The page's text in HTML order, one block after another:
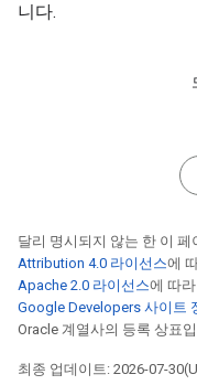
니다.
달리 명시되지 않는 한 이
Attribution 4.0 라이선스에
Apache 2.0 라이선스에 따
Google Developers 사이트
Oracle 계열사의 등록 상표
최종 업데이트: 2026-07-